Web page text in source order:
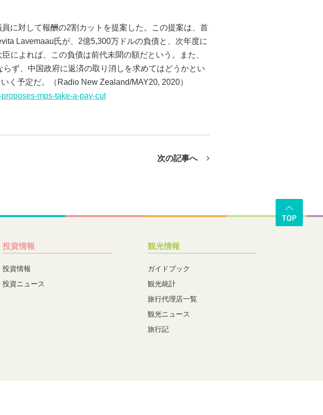
に対して報酬の2割カットを提案した。この提案は、首
Lavemaau氏が、2億5,300万ドルの負債と、次年度に
によれば、この負債は前代未聞の額だという。また、
ず、中国政府に返済の取り消しを求めてはどうかとい
く予定だ。（Radio New Zealand/MAY20, 2020）
mps-take-a-pay-cut
次の記事へ
投資情報
投資情報
投資ニュース
観光情報
ガイドブック
観光統計
旅行代理店一覧
観光ニュース
旅行記